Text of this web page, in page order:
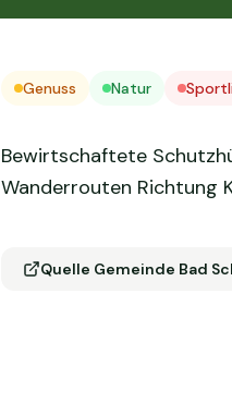
Genuss Natur
Bewirtschaftete
Wanderrouten Richtung
Quelle Gemeinde Bad